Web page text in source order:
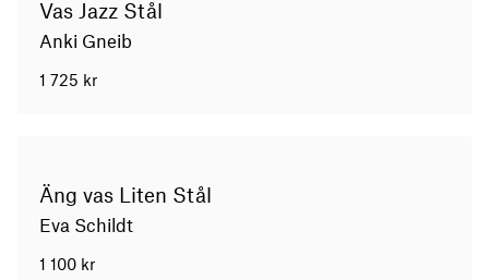
Vas Jazz Stål
Anki Gneib
1 725 kr
Äng vas Liten Stål
Eva Schildt
1 100 kr